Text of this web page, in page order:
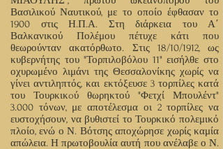
Βασιλικού Ναυτικού, με το οποίο έφθασαν το
1900 στις Η.Π.Α. Στη διάρκεια του Α΄
Βαλκανικού Πολέμου πέτυχε κάτι που
θεωρούνταν ακατόρθωτο. Στις 18/10/1912, ως
κυβερνήτης του "Τορπιλοβόλου 11" εισήλθε στο
οχυρωμένο λιμάνι της Θεσσαλονίκης χωρίς να
γίνει αντιληπτός, και εκτόξευσε 3 τορπίλες κατά
του Τουρκικoύ θωρηκτού "Φετχί Μπουλέντ"
3.000 τόνων, με αποτέλεσμα οι 2 τορπίλες να
ευστοχήσουν, να βυθιστεί το Τουρκικό πολεμικό
πλοίο, ενώ ο Ν. Βότσης αποχώρησε χωρίς καμία
απώλεια. Η πρωτοβουλία αυτή που ανέλαβε ο Ν.